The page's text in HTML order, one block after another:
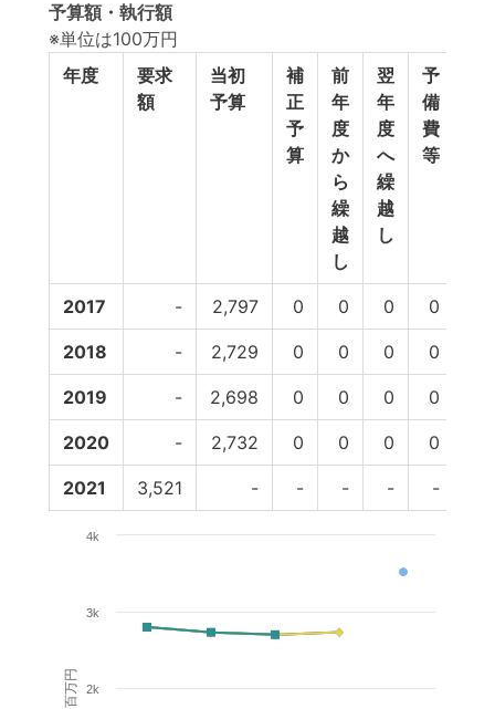
予算額・執行額
※単位は100万円
年度
要求
額
当初
予算
補
正
予
算
前
年
度
か
ら
繰
越
し
翌
年
度
へ
繰
越
し
予
備
費
等
2017 - 2,797 0 0 0 0
2018 - 2,729 0 0 0 0
2019 - 2,698 0 0 0 0
2020 - 2,732 0 0 0 0
2021 3,521 - - - - -
百万円 2k
3k
4k